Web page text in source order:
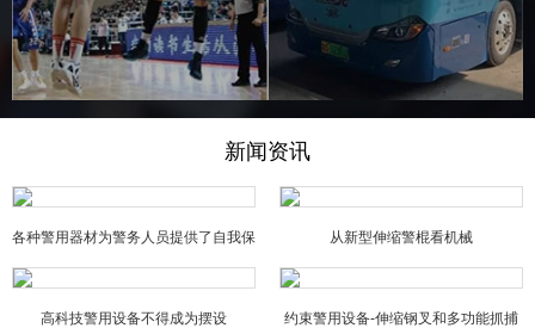
新闻资讯
各种警用器材为警务人员提供了自我保
障
从新型伸缩警棍看机械
高科技警用设备不得成为摆设 约束警用设备-伸缩钢叉和多功能抓捕